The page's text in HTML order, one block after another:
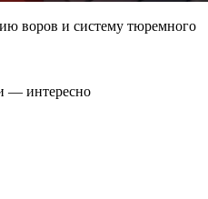
воров и систему тюремного
— интересно